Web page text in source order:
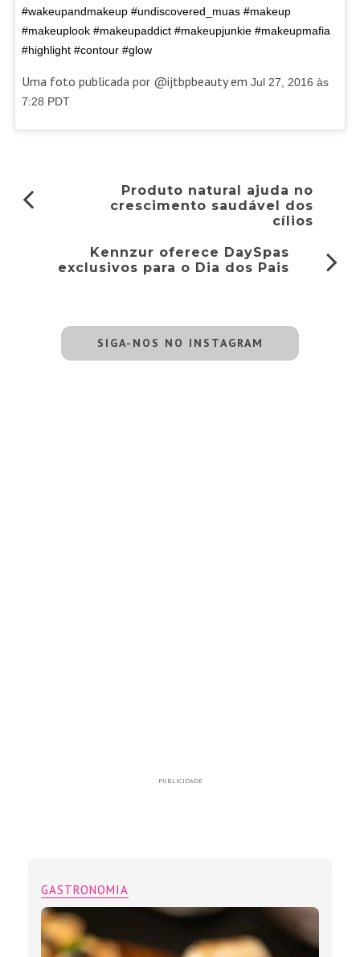
#wakeupandmakeup #undiscovered_muas #makeup
#makeuplook #makeupaddict #makeupjunkie #makeupmafia
#highlight #contour #glow
Uma foto publicada por @ijtbpbeauty em Jul 27, 2016 às
7:28 PDT
Produto natural ajuda no
crescimento saudável dos
cílios
Kennzur oferece DaySpas
exclusivos para o Dia dos Pais
SIGA-NOS NO INSTAGRAM
PUBLICIDADE
GASTRONOMIA